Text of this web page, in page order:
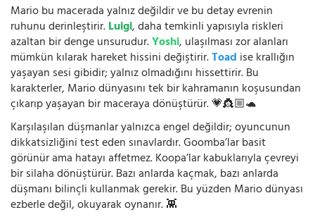
Mario bu macerada yalnız değildir ve bu detay evrenin
ruhunu derinleştirir.Luigi, daha temkinli yapısıyla riskleri
azaltan bir denge unsurudur.Yoshi, ulaşılması zor alanları
mümkün kılarak hareket hissini değiştirir.Toad ise krallığın
yaşayan sesi gibidir; yalnız olmadığını hissettirir. Bu
karakterler, Mario dünyasını tek bir kahramanın koşusundan
çıkarıp yaşayan bir maceraya dönüştürür. 💗👸🏼🐢
Karşılaşılan düşmanlar yalnızca engel değildir; oyuncunun
dikkatsizliğini test eden sınavlardır. Goomba’lar basit
görünür ama hatayı affetmez. Koopa’lar kabuklarıyla çevreyi
bir silaha dönüştürür. Bazı anlarda kaçmak, bazı anlarda
düşmanı bilinçli kullanmak gerekir. Bu yüzden Mario dünyası
ezberle değil, okuyarak oynanır. 👾